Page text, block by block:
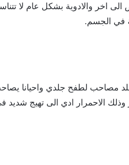
اخر والادوية بشكل عام لا
في الجسم.
مصاحب لطفح جلدي واحيانا
الاحمرار ادي الى تهيج شديد